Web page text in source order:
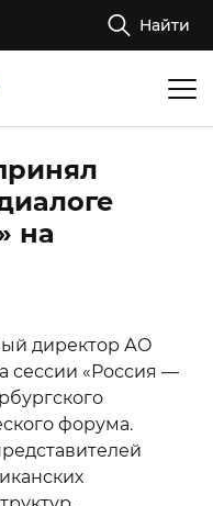
Найти
на
директор АО
сессии «Россия —
форума.